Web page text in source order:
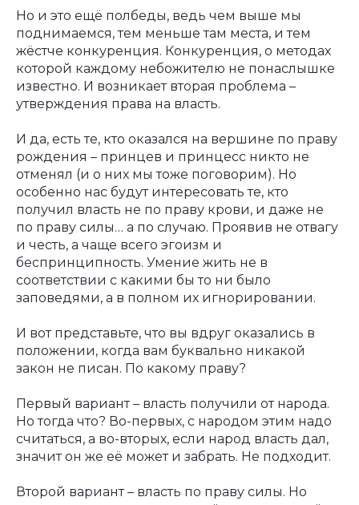
Но и это ещё полбеды, ведь чем выше мы
поднимаемся, тем меньше там места, и тем
жёстче конкуренция. Конкуренция, о методах
которой каждому небожителю не понаслышке
известно. И возникает вторая проблема –
утверждения права на власть.
И да, есть те, кто оказался на вершине по праву
рождения – принцев и принцесс никто не
отменял (и о них мы тоже поговорим). Но
особенно нас будут интересовать те, кто
получил власть не по праву крови, и даже не
по праву силы… а по случаю. Проявив не отвагу
и честь, а чаще всего эгоизм и
беспринципность. Умение жить не в
соответствии с какими бы то ни было
заповедями, а в полном их игнорировании.
И вот представьте, что вы вдруг оказались в
положении, когда вам буквально никакой
закон не писан. По какому праву?
Первый вариант – власть получили от народа.
Но тогда что? Во-первых, с народом этим надо
считаться, а во-вторых, если народ власть дал,
значит он же её может и забрать. Не подходит.
Второй вариант – власть по праву силы. Но